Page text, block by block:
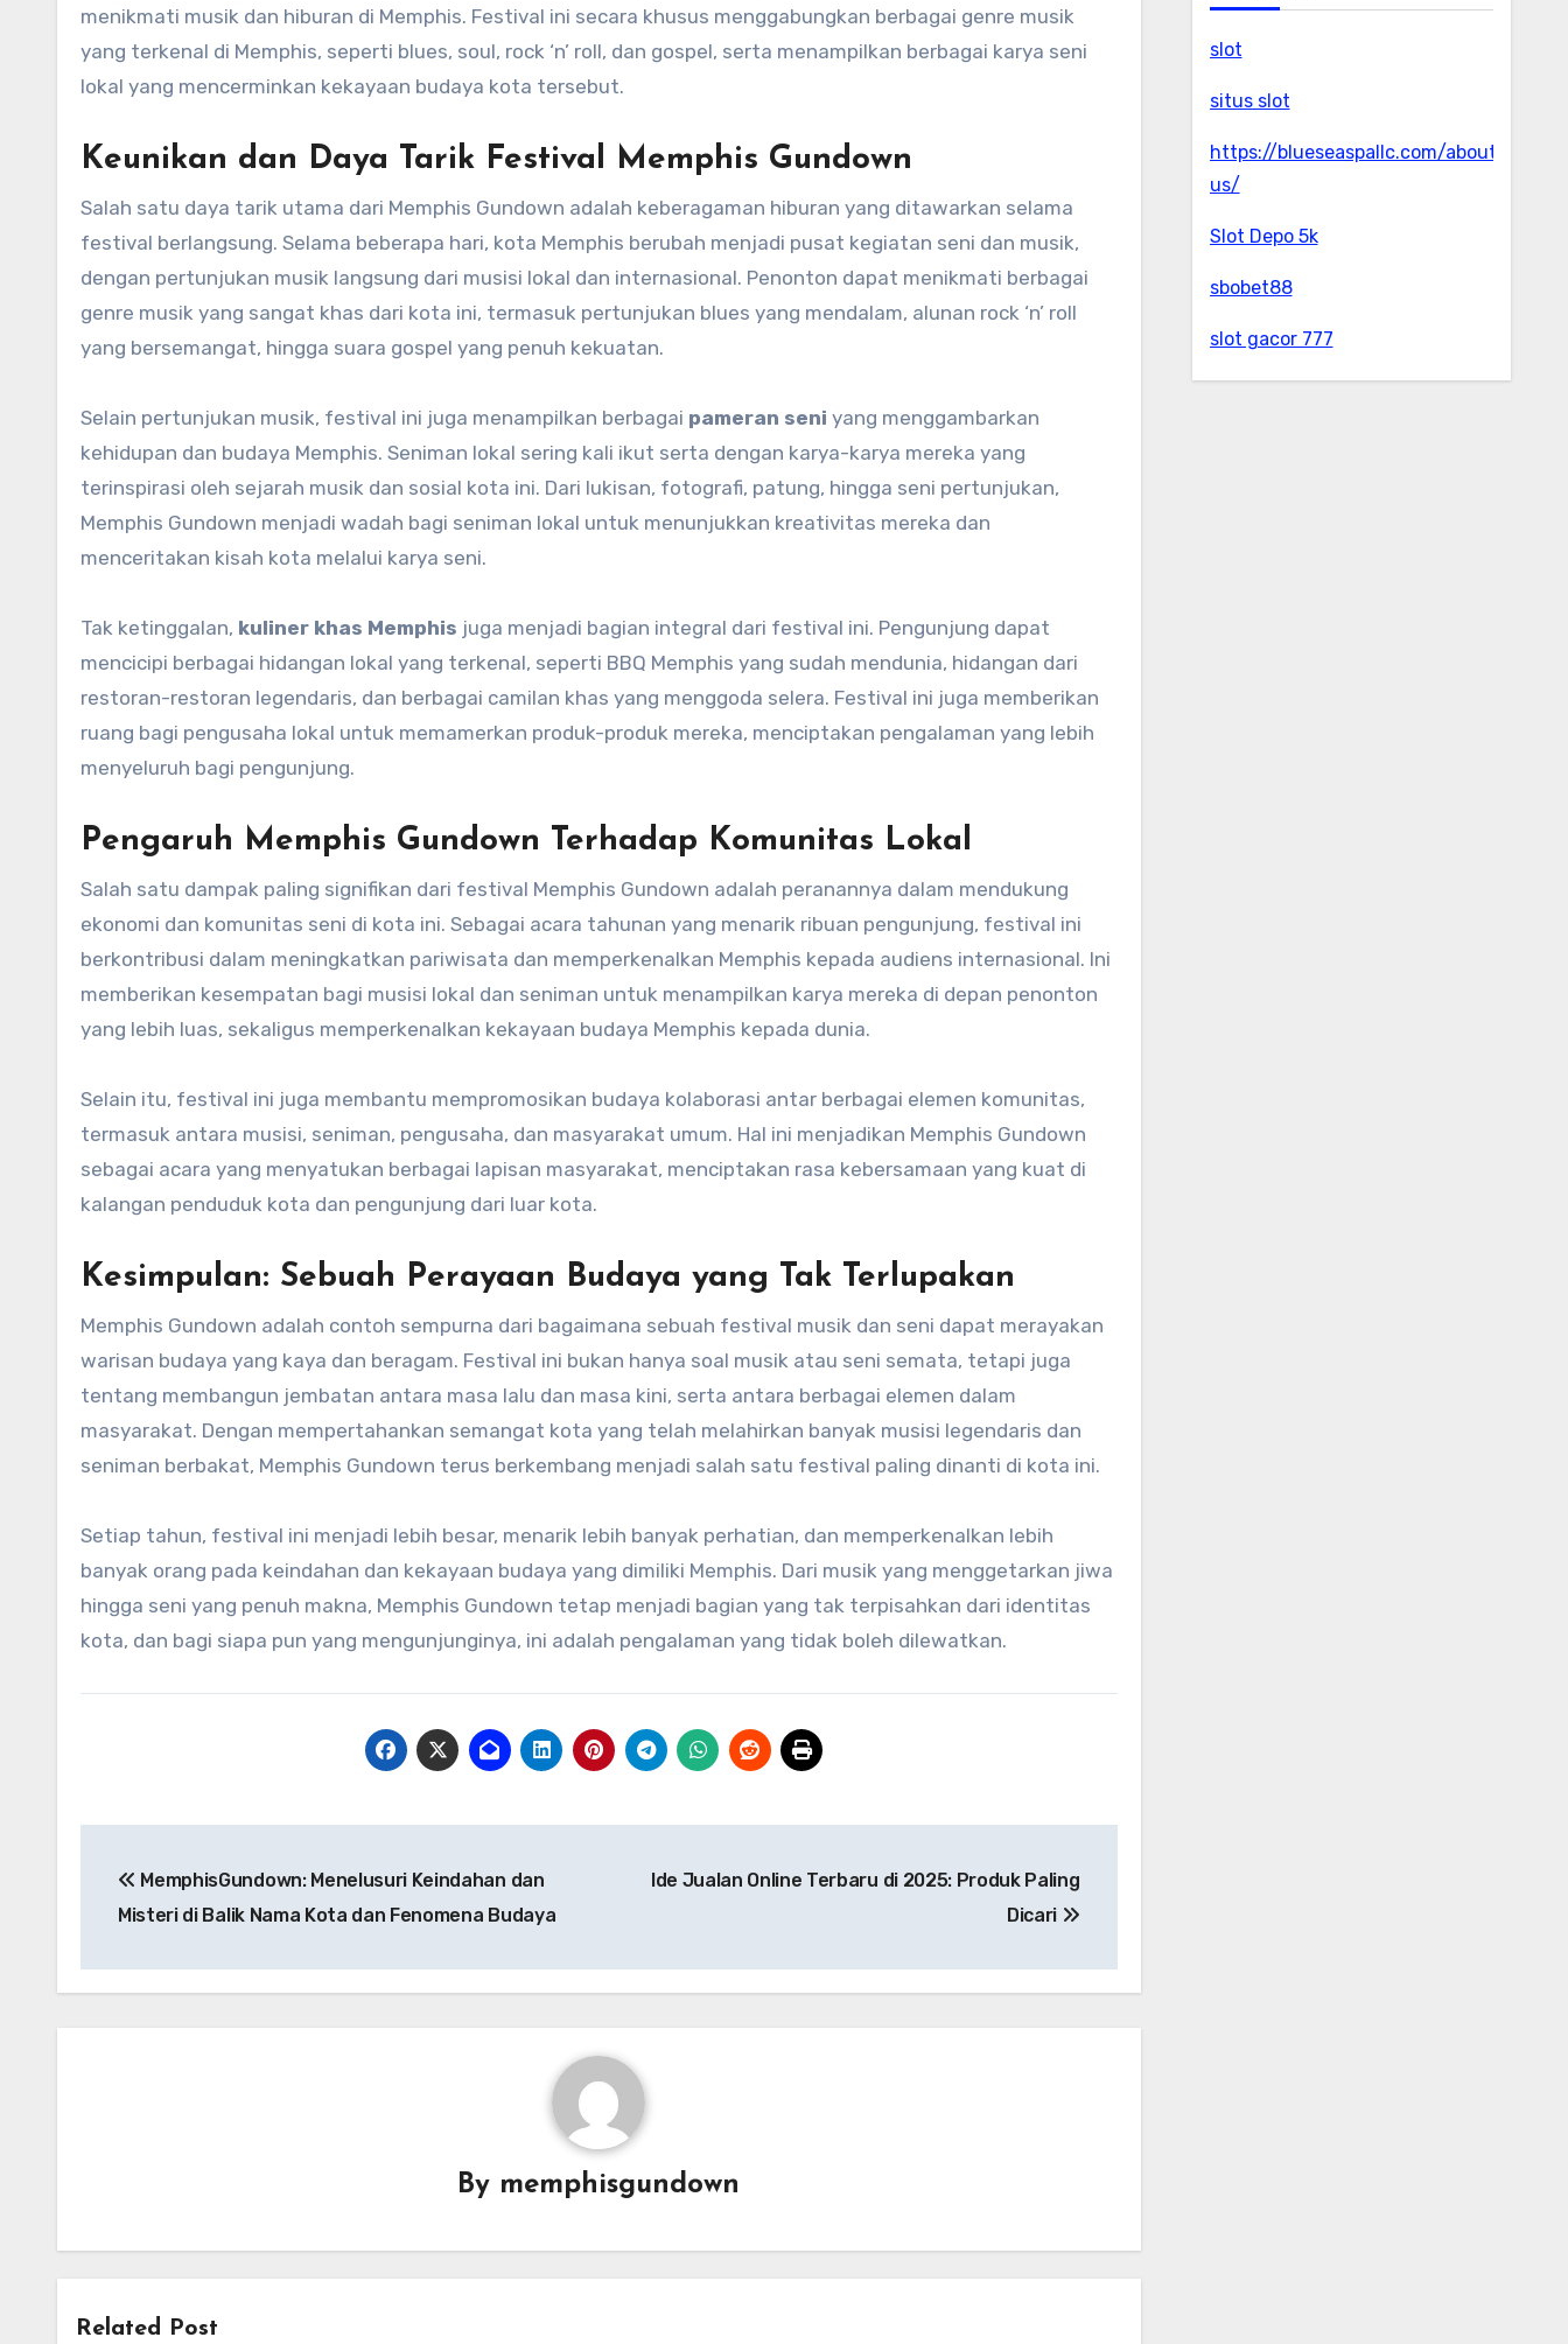
menikmati musik dan hiburan di Memphis. Festival ini secara khusus menggabungkan berbagai genre musik
yang terkenal di Memphis, seperti blues, soul, rock ‘n’ roll, dan gospel, serta menampilkan berbagai karya seni
lokal yang mencerminkan kekayaan budaya kota tersebut.
Keunikan dan Daya Tarik Festival Memphis Gundown
Salah satu daya tarik utama dari Memphis Gundown adalah keberagaman hiburan yang ditawarkan selama
festival berlangsung. Selama beberapa hari, kota Memphis berubah menjadi pusat kegiatan seni dan musik,
dengan pertunjukan musik langsung dari musisi lokal dan internasional. Penonton dapat menikmati berbagai
genre musik yang sangat khas dari kota ini, termasuk pertunjukan blues yang mendalam, alunan rock ‘n’ roll
yang bersemangat, hingga suara gospel yang penuh kekuatan.
Selain pertunjukan musik, festival ini juga menampilkan berbagai pameran seni yang menggambarkan
kehidupan dan budaya Memphis. Seniman lokal sering kali ikut serta dengan karya-karya mereka yang
terinspirasi oleh sejarah musik dan sosial kota ini. Dari lukisan, fotografi, patung, hingga seni pertunjukan,
Memphis Gundown menjadi wadah bagi seniman lokal untuk menunjukkan kreativitas mereka dan
menceritakan kisah kota melalui karya seni.
Tak ketinggalan, kuliner khas Memphis juga menjadi bagian integral dari festival ini. Pengunjung dapat
mencicipi berbagai hidangan lokal yang terkenal, seperti BBQ Memphis yang sudah mendunia, hidangan dari
restoran-restoran legendaris, dan berbagai camilan khas yang menggoda selera. Festival ini juga memberikan
ruang bagi pengusaha lokal untuk memamerkan produk-produk mereka, menciptakan pengalaman yang lebih
menyeluruh bagi pengunjung.
Pengaruh Memphis Gundown Terhadap Komunitas Lokal
Salah satu dampak paling signifikan dari festival Memphis Gundown adalah peranannya dalam mendukung
ekonomi dan komunitas seni di kota ini. Sebagai acara tahunan yang menarik ribuan pengunjung, festival ini
berkontribusi dalam meningkatkan pariwisata dan memperkenalkan Memphis kepada audiens internasional. Ini
memberikan kesempatan bagi musisi lokal dan seniman untuk menampilkan karya mereka di depan penonton
yang lebih luas, sekaligus memperkenalkan kekayaan budaya Memphis kepada dunia.
Selain itu, festival ini juga membantu mempromosikan budaya kolaborasi antar berbagai elemen komunitas,
termasuk antara musisi, seniman, pengusaha, dan masyarakat umum. Hal ini menjadikan Memphis Gundown
sebagai acara yang menyatukan berbagai lapisan masyarakat, menciptakan rasa kebersamaan yang kuat di
kalangan penduduk kota dan pengunjung dari luar kota.
Kesimpulan: Sebuah Perayaan Budaya yang Tak Terlupakan
Memphis Gundown adalah contoh sempurna dari bagaimana sebuah festival musik dan seni dapat merayakan
warisan budaya yang kaya dan beragam. Festival ini bukan hanya soal musik atau seni semata, tetapi juga
tentang membangun jembatan antara masa lalu dan masa kini, serta antara berbagai elemen dalam
masyarakat. Dengan mempertahankan semangat kota yang telah melahirkan banyak musisi legendaris dan
seniman berbakat, Memphis Gundown terus berkembang menjadi salah satu festival paling dinanti di kota ini.
Setiap tahun, festival ini menjadi lebih besar, menarik lebih banyak perhatian, dan memperkenalkan lebih
banyak orang pada keindahan dan kekayaan budaya yang dimiliki Memphis. Dari musik yang menggetarkan jiwa
hingga seni yang penuh makna, Memphis Gundown tetap menjadi bagian yang tak terpisahkan dari identitas
kota, dan bagi siapa pun yang mengunjunginya, ini adalah pengalaman yang tidak boleh dilewatkan.
pos MemphisGundown: Menelusuri Keindahan dan
Misteri di Balik Nama Kota dan Fenomena Budaya
Ide Jualan Online Terbaru di 2025: Produk Paling
Dicari
By memphisgundown
Related Post
slot
situs slot
https://blueseaspallc.com/about-
us/
Slot Depo 5k
sbobet88
slot gacor 777